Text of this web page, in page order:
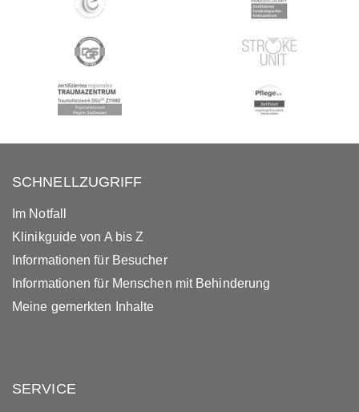
SCHNELLZUGRIFF
Im Notfall
Klinikguide von A bis Z
Informationen für Besucher
Informationen für Menschen mit Behinderung
Meine gemerkten Inhalte
SERVICE